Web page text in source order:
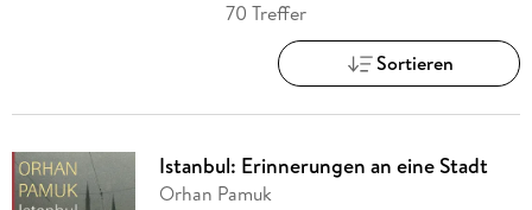
70 Treffer
Sortieren
Istanbul: Erinnerungen an eine Stadt
Orhan Pamuk